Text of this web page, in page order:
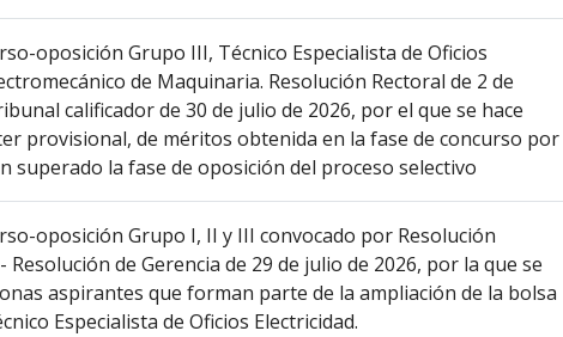
oposición Grupo III, Técnico Especialista de Oficios
de Maquinaria. Resolución Rectoral de 2 de
calificador de 30 de julio de 2026, por el que se hace
provisional, de méritos obtenida en la fase de concurso por
superado la fase de oposición del proceso selectivo
oposición Grupo I, II y III convocado por Resolución
Resolución de Gerencia de 29 de julio de 2026, por la que se
aspirantes que forman parte de la ampliación de la bolsa
Especialista de Oficios Electricidad.